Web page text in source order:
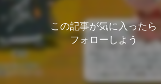
この記事が気に入ったら
フォローしよう